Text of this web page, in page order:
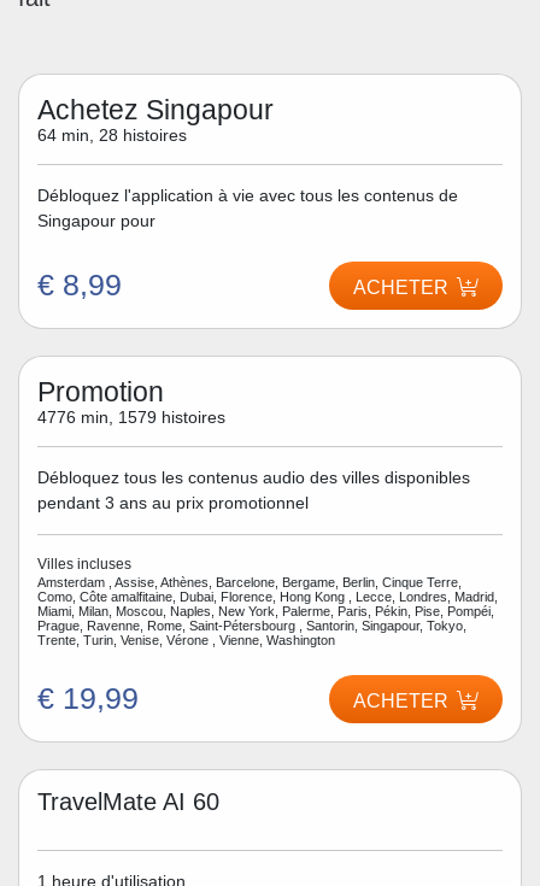
Achetez Singapour
64 min, 28 histoires
Débloquez l'application à vie avec tous les contenus de
Singapour pour
€ 8,99 ACHETER
Promotion
4776 min, 1579 histoires
Débloquez tous les contenus audio des villes disponibles
pendant 3 ans au prix promotionnel
Villes incluses
Amsterdam , Assise, Athènes, Barcelone, Bergame, Berlin, Cinque Terre,
Como, Côte amalfitaine, Dubai, Florence, Hong Kong , Lecce, Londres, Madrid,
Miami, Milan, Moscou, Naples, New York, Palerme, Paris, Pékin, Pise, Pompéi,
Prague, Ravenne, Rome, Saint-Pétersbourg , Santorin, Singapour, Tokyo,
Trente, Turin, Venise, Vérone , Vienne, Washington
€ 19,99 ACHETER
TravelMate AI 60
1 heure d'utilisation